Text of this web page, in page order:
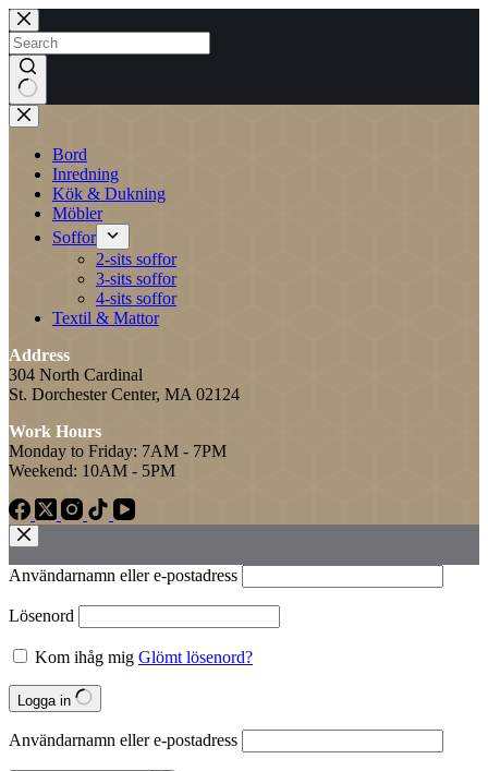
Skip
to
content
No
results
Bord
Inredning
Kök & Dukning
Möbler
Soffor
2-sits soffor
3-sits soffor
4-sits soffor
Textil & Mattor
Address
304 North Cardinal
St. Dorchester Center, MA 02124
Work Hours
Monday to Friday: 7AM - 7PM
Weekend: 10AM - 5PM
Användarnamn eller e‑postadress
Lösenord
Kom ihåg mig Glömt lösenord?
Logga in
Användarnamn eller e‑postadress